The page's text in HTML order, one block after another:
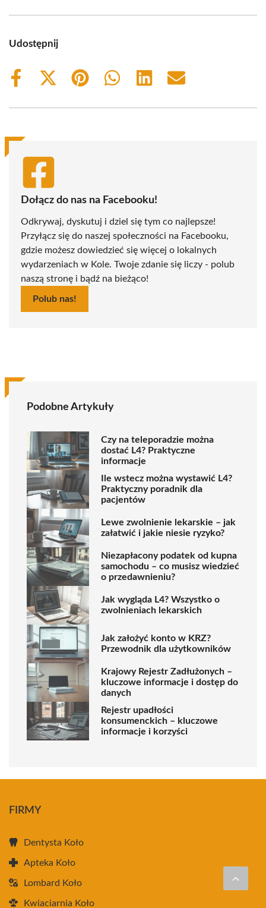
Udostępnij
Share
Share
(Twitter)
Share
Share
Share
Share
Dołącz do nas na Facebooku!
Odkrywaj, dyskutuj i dziel się tym co najlepsze!
Przyłącz się do naszej społeczności na Facebooku,
gdzie możesz dowiedzieć się więcej o lokalnych
wydarzeniach w Kole. Twoje zdanie się liczy - polub
naszą stronę i bądź na bieżąco!
Polub nas!
Podobne Artykuły
Czy na teleporadzie można
dostać L4? Praktyczne
informacje
Ile wstecz można wystawić L4?
Praktyczny poradnik dla
pacjentów
Lewe zwolnienie lekarskie – jak
załatwić i jakie niesie ryzyko?
Niezapłacony podatek od kupna
samochodu – co musisz wiedzieć
o przedawnieniu?
Jak wygląda L4? Wszystko o
zwolnieniach lekarskich
Jak założyć konto w KRZ?
Przewodnik dla użytkowników
Krajowy Rejestr Zadłużonych –
kluczowe informacje i dostęp do
danych
Rejestr upadłości
konsumenckich – kluczowe
informacje i korzyści
FIRMY
Dentysta Koło
Apteka Koło
Lombard Koło
Kwiaciarnia Koło